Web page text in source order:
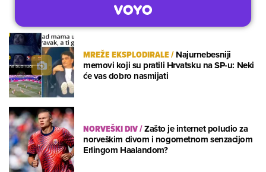
MREŽE EKSPLODIRALE/Najurnebesniji
memovi koji su pratili Hrvatsku na SP-u: Neki
će vas dobro nasmijati
NORVEŠKI DIV/Zašto je internet poludio za
norveškim divom i nogometnom senzacijom
Erlingom Haalandom?